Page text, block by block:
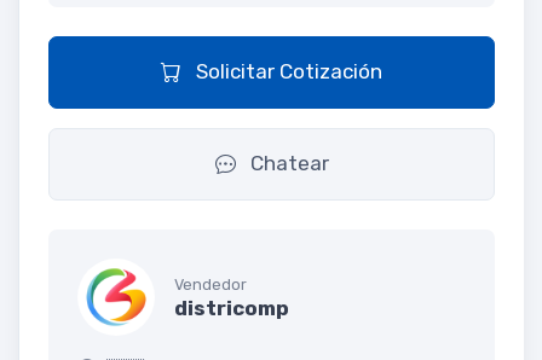
Solicitar Cotización
Chatear
Vendedor
districomp